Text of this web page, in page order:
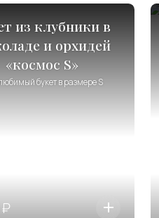
из клубники в
и орхидей
«космос S»
букет в размере S